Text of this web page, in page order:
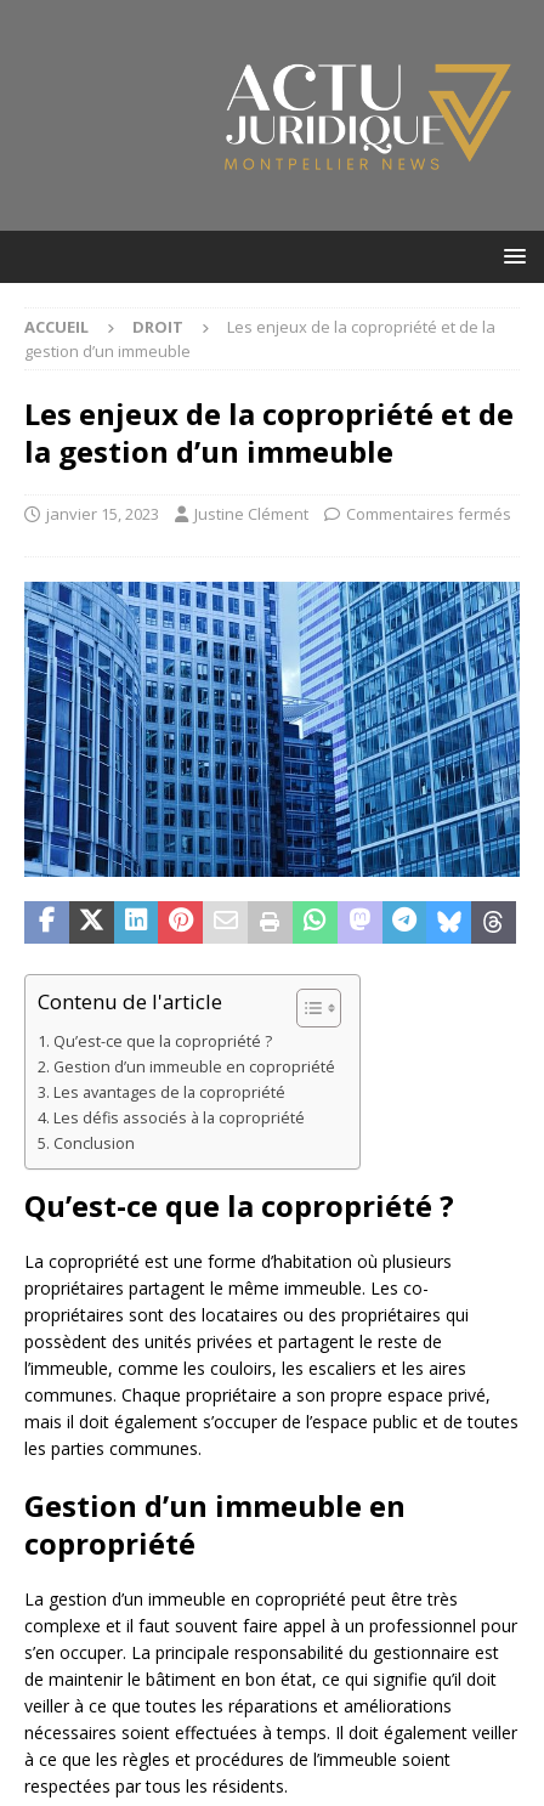
ACCUEIL DROIT
Les enjeux de la copropriété et de la
gestion d’un immeuble
Les enjeux de la copropriété et de
la gestion d’un immeuble
janvier 15, 2023 Justine Clément Commentaires fermés
Contenu de l'article
Qu’est-ce que la copropriété ?
Gestion d’un immeuble en copropriété
Les avantages de la copropriété
Les défis associés à la copropriété
Conclusion
Qu’est-ce que la copropriété ?
La copropriété est une forme d’habitation où plusieurs
propriétaires partagent le même immeuble. Les co-
propriétaires sont des locataires ou des propriétaires qui
possèdent des unités privées et partagent le reste de
l’immeuble, comme les couloirs, les escaliers et les aires
communes. Chaque propriétaire a son propre espace privé,
mais il doit également s’occuper de l’espace public et de toutes
les parties communes.
Gestion d’un immeuble en
copropriété
La gestion d’un immeuble en copropriété peut être très
complexe et il faut souvent faire appel à un professionnel pour
s’en occuper. La principale responsabilité du gestionnaire est
de maintenir le bâtiment en bon état, ce qui signifie qu’il doit
veiller à ce que toutes les réparations et améliorations
nécessaires soient effectuées à temps. Il doit également veiller
à ce que les règles et procédures de l’immeuble soient
respectées par tous les résidents.